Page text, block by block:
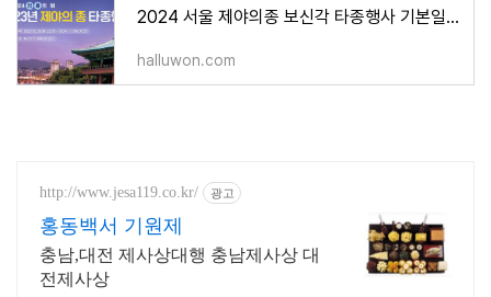
2024 서울 제야의종 보신각 타종행사 기본일정 장소 프로그램 가수 라인업 총정리
halluwon.com
http://www.jesa119.co.kr/ 광고
홍동백서 기원제
충남,대전 제사상대행 충남제사상 대
전제사상